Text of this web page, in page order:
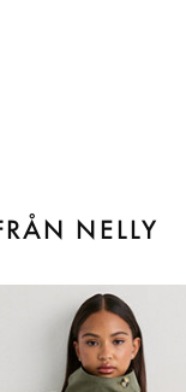
NELLY